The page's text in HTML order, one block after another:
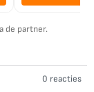
de partner.
0 reacties